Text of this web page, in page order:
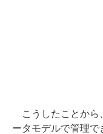
こうしたことから
ータモデルで管理で